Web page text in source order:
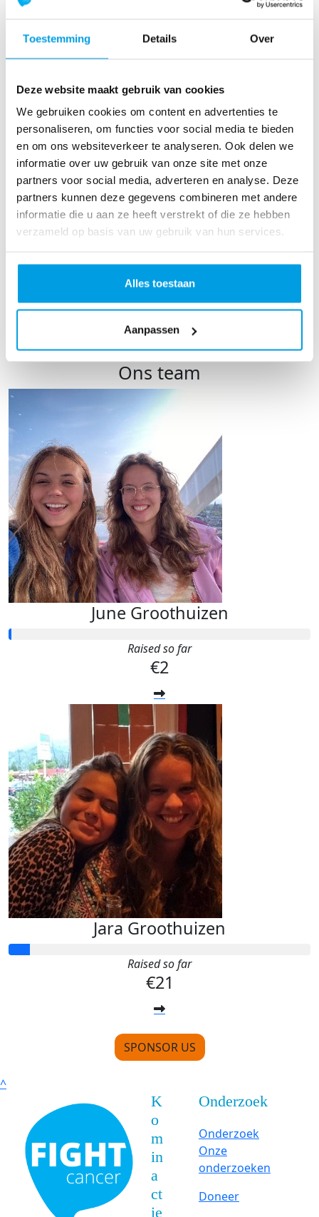
Toestemming Details Over
Deze website maakt gebruik van cookies
We gebruiken cookies om content en advertenties te
personaliseren, om functies voor social media te bieden
en om ons websiteverkeer te analyseren. Ook delen we
informatie over uw gebruik van onze site met onze
partners voor social media, adverteren en analyse. Deze
partners kunnen deze gegevens combineren met andere
informatie die u aan ze heeft verstrekt of die ze hebben
verzameld op basis van uw gebruik van hun services.
Alles toestaan
Aanpassen
Zet hem op Jaar! Jij kan dit, ook na het
Zet 'm op!
TOON MEER
Ons team
June Groothuizen
Raised so far
€2
Jara Groothuizen
Raised so far
€21
SPONSOR US
^
K
o
m
in
a
ct
ie
Onderzoek
Onderzoek
Onze
onderzoeken
Doneer